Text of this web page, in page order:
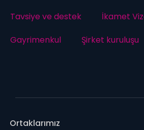
Tavsiye ve destek
İkamet
Gayrimenkul
Şirket kuruluşu
Ortaklarımız